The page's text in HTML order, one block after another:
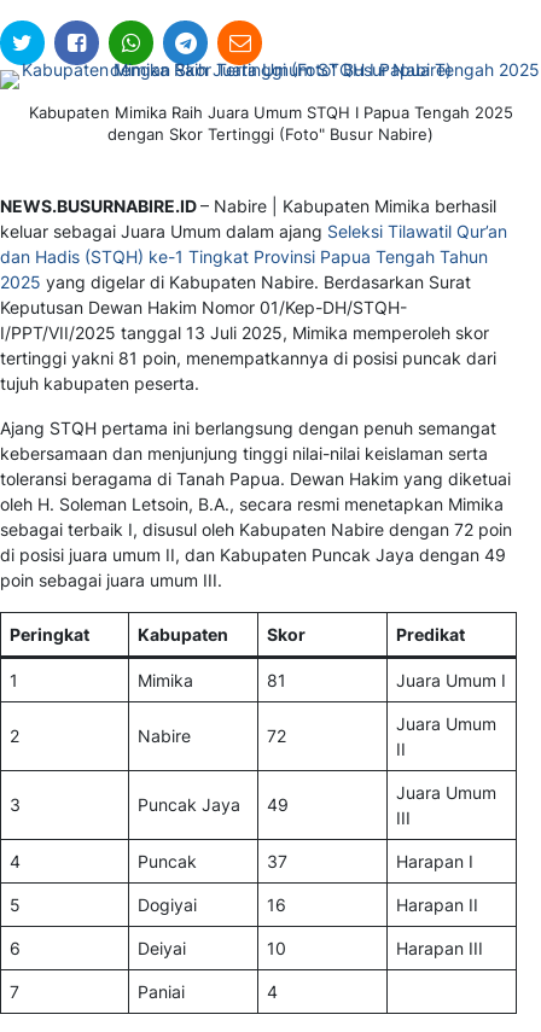
Kabupaten Mimika Raih Juara Umum STQH I Papua Tengah 2025
dengan Skor Tertinggi (Foto" Busur Nabire)
NEWS.BUSURNABIRE.ID– Nabire | Kabupaten Mimika berhasil
keluar sebagai Juara Umum dalam ajang Seleksi Tilawatil Qur’an
dan Hadis (STQH) ke-1 Tingkat Provinsi Papua Tengah Tahun
2025 yang digelar di Kabupaten Nabire. Berdasarkan Surat
Keputusan Dewan Hakim Nomor 01/Kep-DH/STQH-
I/PPT/VII/2025 tanggal 13 Juli 2025, Mimika memperoleh skor
tertinggi yakni 81 poin, menempatkannya di posisi puncak dari
tujuh kabupaten peserta.
Ajang STQH pertama ini berlangsung dengan penuh semangat
kebersamaan dan menjunjung tinggi nilai-nilai keislaman serta
toleransi beragama di Tanah Papua. Dewan Hakim yang diketuai
oleh H. Soleman Letsoin, B.A., secara resmi menetapkan Mimika
sebagai terbaik I, disusul oleh Kabupaten Nabire dengan 72 poin
di posisi juara umum II, dan Kabupaten Puncak Jaya dengan 49
poin sebagai juara umum III.
Peringkat Kabupaten Skor Predikat
1 Mimika 81 Juara Umum I
2 Nabire 72
Juara Umum
II
3 Puncak Jaya 49
Juara Umum
III
4 Puncak 37 Harapan I
5 Dogiyai 16 Harapan II
6 Deiyai 10 Harapan III
7 Paniai 4